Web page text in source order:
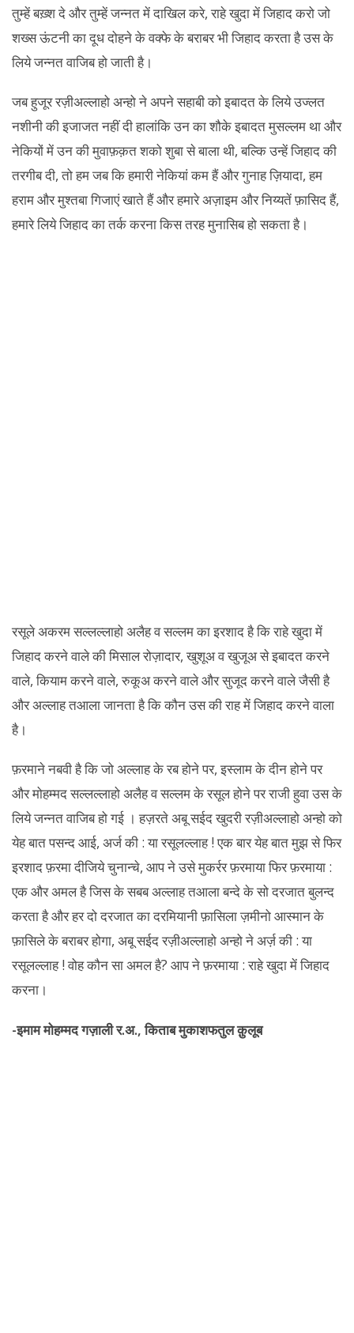
तुम्हें बख़्श दे और तुम्हें जन्नत में दाखिल करे, राहे खुदा में जिहाद करो जो
शख्स ऊंटनी का दूध दोहने के वक्फे के बराबर भी जिहाद करता है उस के
लिये जन्नत वाजिब हो जाती है।
जब हुजूर रज़ीअल्लाहो अन्हो ने अपने सहाबी को इबादत के लिये उज्लत
नशीनी की इजाजत नहीं दी हालांकि उन का शौके इबादत मुसल्लम था और
नेकियों में उन की मुवाफ़क़त शको शुबा से बाला थी, बल्कि उन्हें जिहाद की
तरगीब दी, तो हम जब कि हमारी नेकियां कम हैं और गुनाह ज़ियादा, हम
हराम और मुश्तबा गिजाएं खाते हैं और हमारे अज़ाइम और निय्यतें फ़ासिद हैं,
हमारे लिये जिहाद का तर्क करना किस तरह मुनासिब हो सकता है।
रसूले अकरम सल्लल्लाहो अलैह व सल्लम का इरशाद है कि राहे खुदा में
जिहाद करने वाले की मिसाल रोज़ादार, खुशूअ व खुजूअ से इबादत करने
वाले, कियाम करने वाले, रुकूअ करने वाले और सुजूद करने वाले जैसी है
और अल्लाह तआला जानता है कि कौन उस की राह में जिहाद करने वाला
है।
फ़रमाने नबवी है कि जो अल्लाह के रब होने पर, इस्लाम के दीन होने पर
और मोहम्मद सल्लल्लाहो अलैह व सल्लम के रसूल होने पर राजी हुवा उस के
लिये जन्नत वाजिब हो गई । हज़रते अबू सईद खुदरी रज़ीअल्लाहो अन्हो को
येह बात पसन्द आई, अर्ज की : या रसूलल्लाह ! एक बार येह बात मुझ से फिर
इरशाद फ़रमा दीजिये चुनान्चे, आप ने उसे मुकर्रर फ़रमाया फिर फ़रमाया :
एक और अमल है जिस के सबब अल्लाह तआला बन्दे के सो दरजात बुलन्द
करता है और हर दो दरजात का दरमियानी फ़ासिला ज़मीनो आस्मान के
फ़ासिले के बराबर होगा, अबू सईद रज़ीअल्लाहो अन्हो ने अर्ज़ की : या
रसूलल्लाह ! वोह कौन सा अमल है? आप ने फ़रमाया : राहे खुदा में जिहाद
करना।
-इमाम मोहम्मद गज़ाली र.अ., किताब मुकाशफतुल क़ुलूब